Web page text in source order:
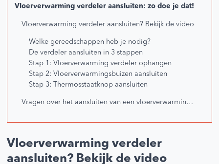
Vloerverwarming verdeler aansluiten: zo doe je dat!
Vloerverwarming verdeler aansluiten? Bekijk de video
Welke gereedschappen heb je nodig?
De verdeler aansluiten in 3 stappen
Stap 1: Vloerverwarming verdeler ophangen
Stap 2: Vloerverwarmingsbuizen aansluiten
Stap 3: Thermosstaatknop aansluiten
Vragen over het aansluiten van een vloerverwarming verdeler?
Vloerverwarming verdeler
aansluiten? Bekijk de video